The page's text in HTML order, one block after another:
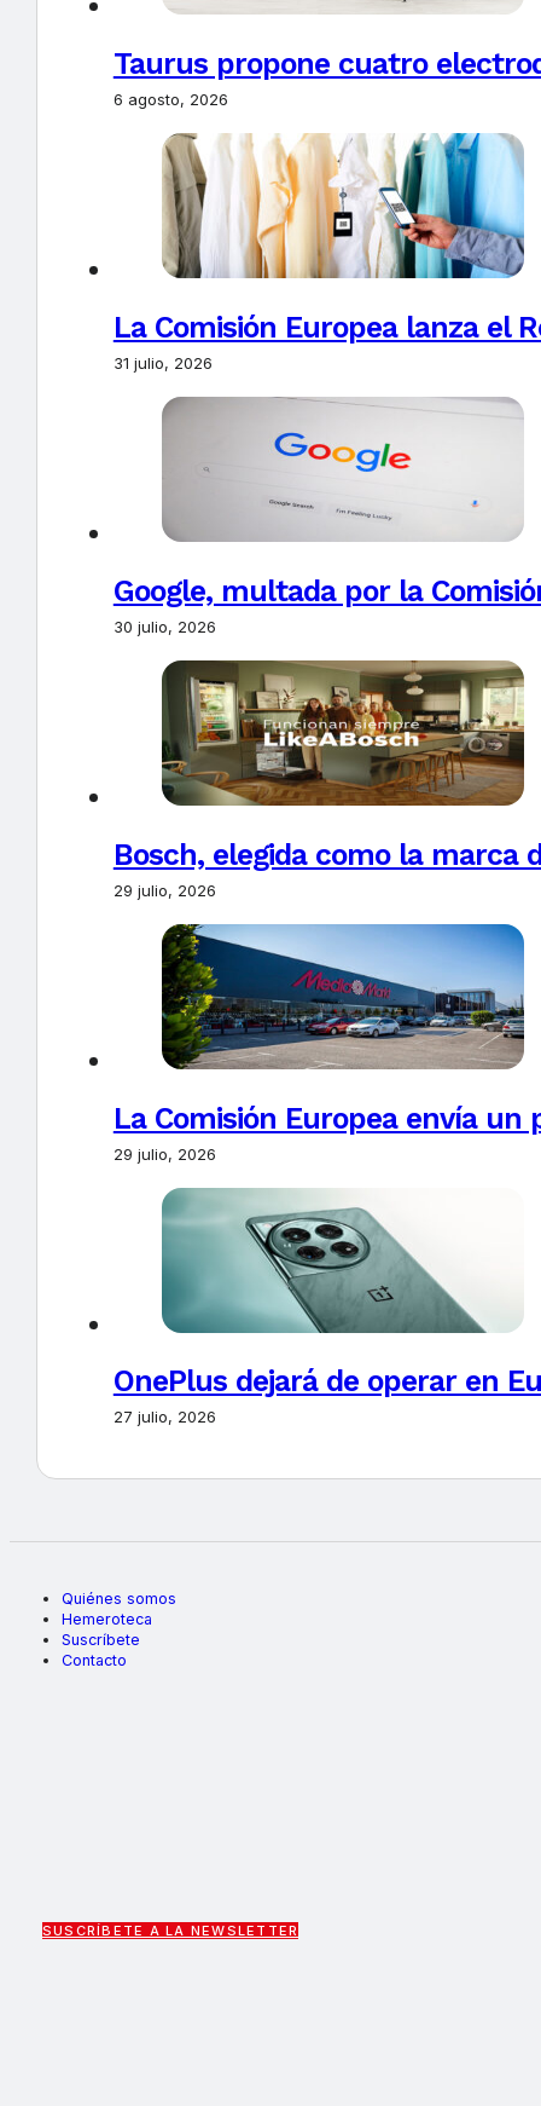
Taurus propone cuatro
6 agosto, 2026
La Comisión Europea lanza el
31 julio, 2026
Google, multada por la
30 julio, 2026
Bosch, elegida como la marca
29 julio, 2026
La Comisión Europea envía un
29 julio, 2026
OnePlus dejará de operar en
27 julio, 2026
Quiénes somos
Hemeroteca
Suscríbete
Contacto
SUSCRÍBETE A LA NEWSLETTER